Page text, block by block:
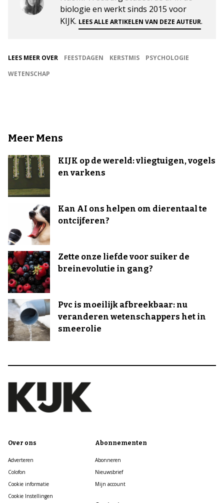
biologie en werkt sinds 2015 voor
KIJK. LEES ALLE ARTIKELEN VAN DEZE AUTEUR.
LEES MEER OVER FEESTDAGEN KERSTMIS
PSYCHOLOGIE
WETENSCHAP
Meer Mens
KIJK op de wereld: vliegtuigen, vogels
en varkens
Kan AI ons helpen om dierentaal te
ontcijferen?
Zette onze liefde voor suiker de
breinevolutie in gang?
Pvc is moeilijk afbreekbaar: nu
veranderen wetenschappers het in
smeerolie
Over ons
Adverteren
Colofon
Cookie informatie
Cookie Instellingen
Abonnementen
Abonneren
Nieuwsbrief
Mijn account